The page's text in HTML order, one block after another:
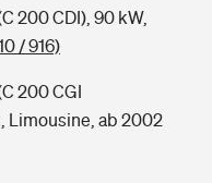
200 CDI), 90 kW,
/ 916)
200 CGI
Limousine, ab 2002